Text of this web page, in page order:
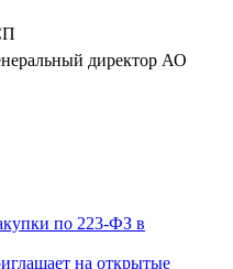
директор АО
по 223-ФЗ в
на открытые